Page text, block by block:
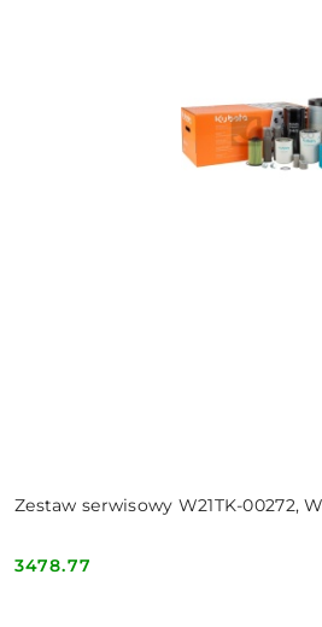
Zestaw serwisowy W21TK-00272,
Cena:
3478.77